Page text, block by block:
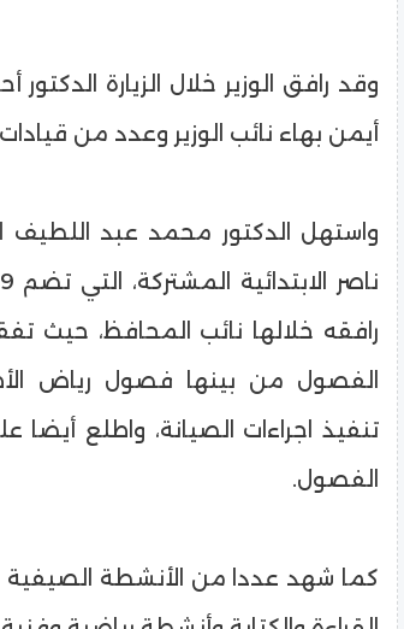
وقد رافق الوزير خلال الزيارة الدكتور
أيمن بهاء نائب الوزير وعدد من قيادات
واستهل الدكتور محمد عبد اللطيف
رافقه خلالها نائب المحافظ، حيث
الفصول من بينها فصول رياض
تنفيذ اجراءات الصيانة، واطلع
الفصول.
كما شهد عددا من الأنشطة الصيفية